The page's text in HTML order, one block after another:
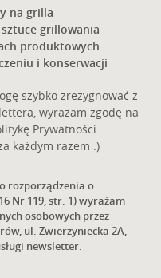
na grilla
grillowania
produktowych
i konserwacji
szybko zrezygnować z
wyrażam zgodę na
Prywatności.
każdym razem :)
rozporządzenia o
Nr 119, str. 1) wyrażam
osobowych przez
ul. Zwierzyniecka 2A,
newsletter.